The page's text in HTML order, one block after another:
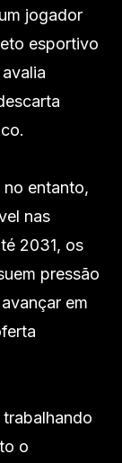
jogador
esportivo
entanto,
nas
2031, os
pressão
em
o